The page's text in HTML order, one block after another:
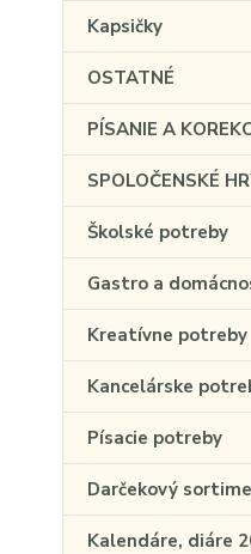
Kapsičky
OSTATNÉ
PÍSANIE A
SPOLOČENSKÉ
Školské potreby
Gastro a
Kreatívne potreby
Kancelárske
Písacie potreby
Darčekový
Kalendáre, diáre